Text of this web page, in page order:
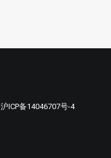
沪ICP备14046707号-4